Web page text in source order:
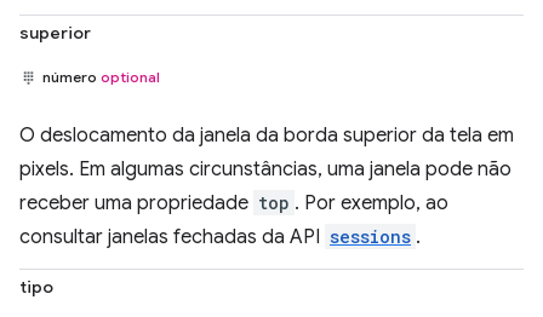
superior
número optional
O deslocamento da janela da borda superior da tela em
pixels. Em algumas circunstâncias, uma janela pode não
receber uma propriedade top . Por exemplo, ao
consultar janelas fechadas da API sessions .
tipo